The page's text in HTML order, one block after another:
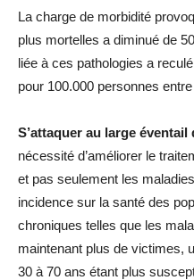
La charge de morbidité
plus mortelles a diminué de
liée à ces pathologies a
pour 100.000 personnes
S’attaquer au large éventail
nécessité d’améliorer le
et pas seulement les
incidence sur la santé des
chroniques telles que les
maintenant plus de victimes,
30 à 70 ans étant plus